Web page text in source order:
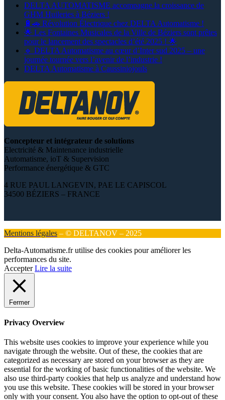
DELTA AUTOMATISME accompagne la croissance de
GHM Huileries à Béziers !
🔋🚗 Révolution Électrique chez DELTA Automatisme !
🌟 Les Fontaines Musicales de la Ville de Béziers sont prêtes
pour le lancement des spectacles d’été 2025 ! 🌟
🔹 DELTA Automatisme au cœur d’Inter sud 2025 – une
journée tournée vers l’avenir de l’industrie !
DELTA Automatisme à Caussiniojouls
Concepteur et intégrateur de solutions
Electricité & Maintenance industrielle
Automatisme, ioT & Supervision
Performance énergétique & GTC
4 RUE PAUL LANGEVIN, PAE LE CAPISCOL
34500 BÉZIERS – FRANCE
Mentions légales – © DELTANOV – 2025
Delta-Automatisme.fr utilise des cookies pour améliorer les
performances du site.
Accepter Lire la suite
Fermer
Privacy Overview
This website uses cookies to improve your experience while you
navigate through the website. Out of these, the cookies that are
categorized as necessary are stored on your browser as they are
essential for the working of basic functionalities of the website. We
also use third-party cookies that help us analyze and understand how
you use this website. These cookies will be stored in your browser
only with your consent. You also have the option to opt-out of these